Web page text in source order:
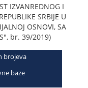
IZVANREDNOG I
SRBIJE U
OSNOVI, SA
br. 39/2019)
brojeva
baze